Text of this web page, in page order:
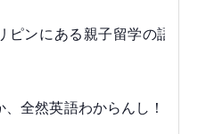
ピンにある親子留学の語学学
全然英語わからんし！とか